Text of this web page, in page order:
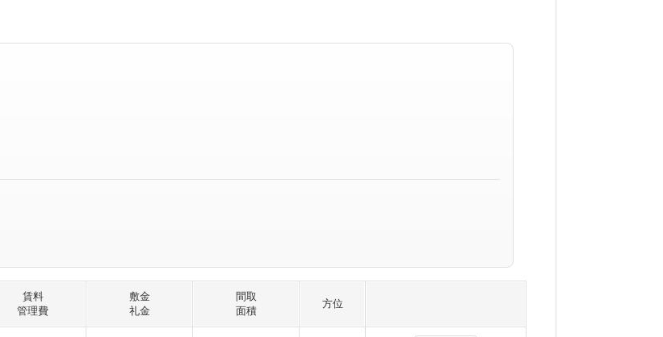
賃料
管理費
敷金
礼金
間取
面積
方位